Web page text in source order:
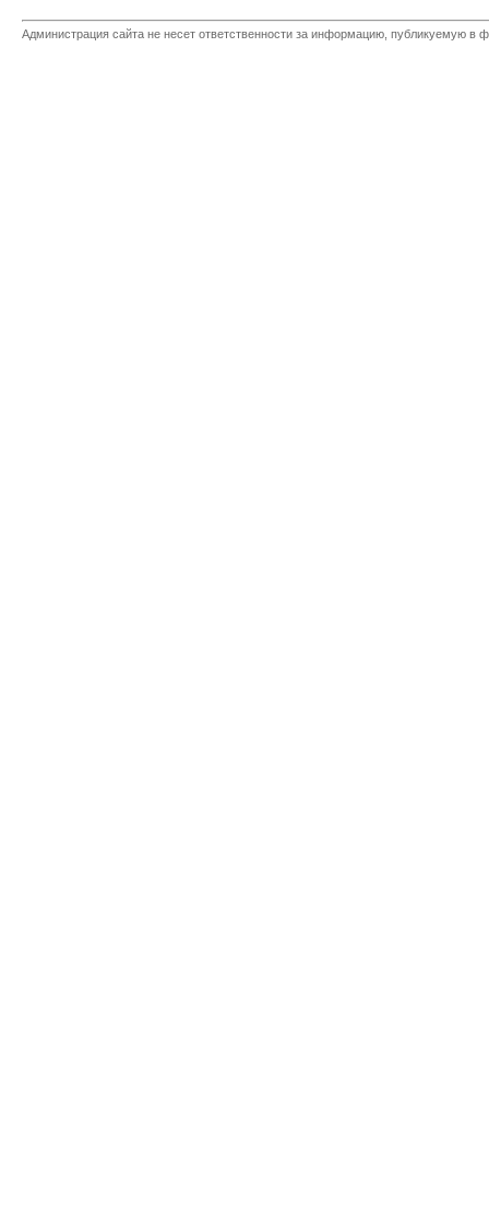
Администрация сайта не несет ответственности за информацию, публикуемую